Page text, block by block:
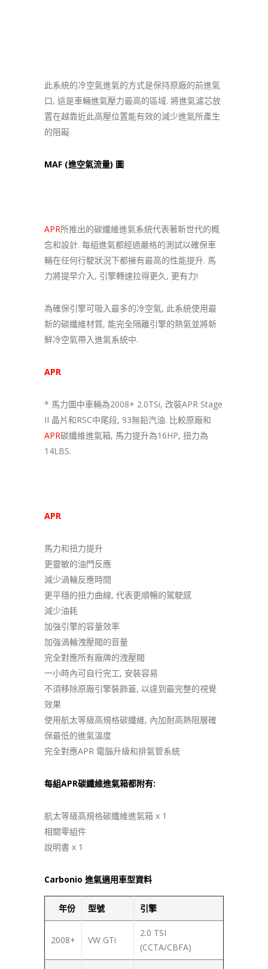
此系統的冷空氣進氣的方式是保持原廠的前進氣
口, 這是車輛進氣壓力最高的區域. 將進氣濾芯放
置在越靠近此高壓位置能有效的減少進氣所產生
的阻礙.
MAF (進空氣流量) 圖
APR所推出的碳纖維進氣系統代表著新世代的概
念和設計. 每組進氣都經過嚴格的測試以確保車
輛在任何行駛狀況下都擁有最高的性能提升. 馬
力將提早介入, 引擎轉速拉得更久, 更有力!
為確保引擎可吸入最多的冷空氣, 此系統使用最
新的碳纖維材質, 能完全隔離引擎的熱氣並將新
鮮冷空氣帶入進氣系統中.
APR
* 馬力圖中車輛為2008+ 2.0TSi, 改裝APR Stage
II 晶片和RSC中尾段, 93無鉛汽油. 比較原廠和
APR碳纖維進氣箱, 馬力提升為16HP, 扭力為
14LBS.
APR
馬力和扭力提升
更靈敏的油門反應
減少渦輪反應時間
更平穩的扭力曲線, 代表更順暢的駕駛感
減少油耗
加強引擎的容量效率
加強渦輪洩壓閥的音量
完全對應所有廠牌的洩壓閥
一小時內可自行完工, 安裝容易
不須移除原廠引擎裝飾蓋, 以達到最完整的視覺
效果
使用航太等級高規格碳纖維, 內加耐高熱阻層確
保最低的進氣溫度
完全對應APR 電腦升級和排氣管系統
每組APR碳纖維進氣箱都附有:
航太等級高規格碳纖維進氣箱 x 1
相關零組件
說明書 x 1
Carbonio 進氣適用車型資料
年份 型號 引擎
2008+ VW GTi
2.0 TSI
(CCTA/CBFA)